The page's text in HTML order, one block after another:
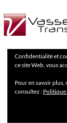
Confidentialité et
ce site Web, vous
Pour en savoir
consultez : Politique